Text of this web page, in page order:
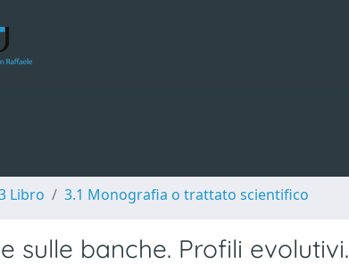
Libro 3.1 Monografia o trattato scientifico
sulle banche. Profili evolutivi.